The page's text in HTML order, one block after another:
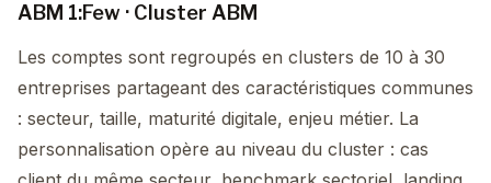
ABM 1:Few · Cluster ABM
Les comptes sont regroupés en clusters de 10 à 30
entreprises partageant des caractéristiques communes
: secteur, taille, maturité digitale, enjeu métier. La
personnalisation opère au niveau du cluster : cas